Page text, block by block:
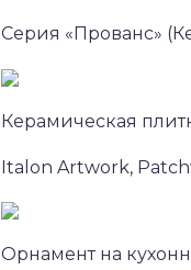
Серия «Прованс»
Керамическая
Italon Artwork,
Орнамент на